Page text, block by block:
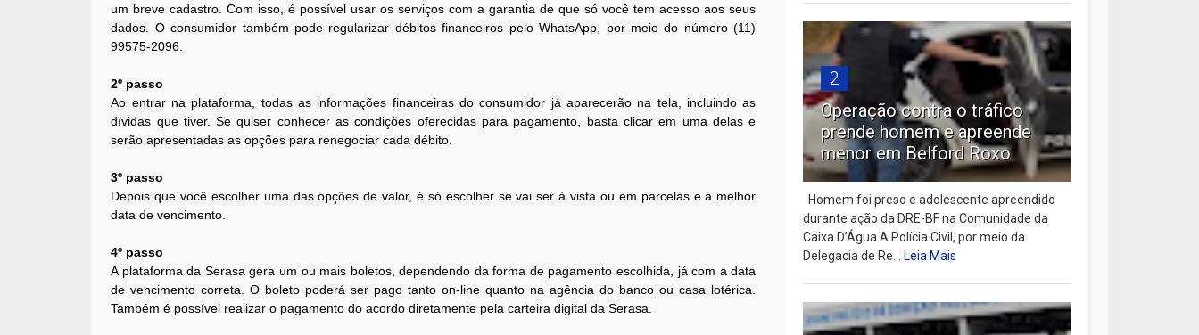
um breve cadastro. Com isso, é possível usar os serviços com a garantia de que só você tem acesso aos seus
dados. O consumidor também pode regularizar débitos financeiros pelo WhatsApp, por meio do número (11)
99575-2096.
2º passo
Ao entrar na plataforma, todas as informações financeiras do consumidor já aparecerão na tela, incluindo as
dívidas que tiver. Se quiser conhecer as condições oferecidas para pagamento, basta clicar em uma delas e
serão apresentadas as opções para renegociar cada débito.
3º passo
Depois que você escolher uma das opções de valor, é só escolher se vai ser à vista ou em parcelas e a melhor
data de vencimento.
4º passo
A plataforma da Serasa gera um ou mais boletos, dependendo da forma de pagamento escolhida, já com a data
de vencimento correta. O boleto poderá ser pago tanto on-line quanto na agência do banco ou casa lotérica.
Também é possível realizar o pagamento do acordo diretamente pela carteira digital da Serasa.
2
Operação contra o tráfico
prende homem e apreende
menor em Belford Roxo
Homem foi preso e adolescente apreendido
durante ação da DRE-BF na Comunidade da
Caixa D’Água A Polícia Civil, por meio da
Delegacia de Re...Leia Mais